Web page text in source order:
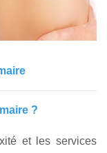
?
et les services